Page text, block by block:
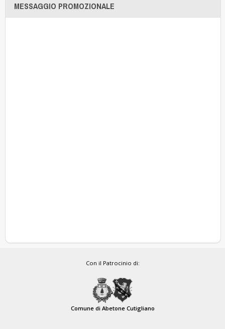
MESSAGGIO PROMOZIONALE
Con il Patrocinio di:
Comune di Abetone Cutigliano